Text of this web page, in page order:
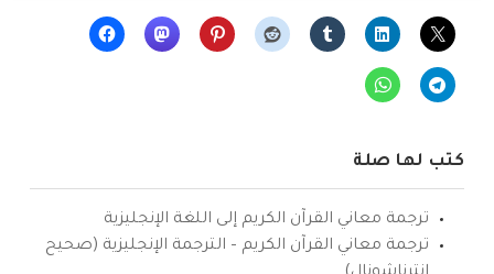
كتب لها صلة
ترجمة معاني القرآن الكريم إلى اللغة الإنجليزية
ترجمة معاني القرآن الكريم – الترجمة الإنجليزية (صحيح